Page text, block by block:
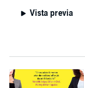
Vista previa